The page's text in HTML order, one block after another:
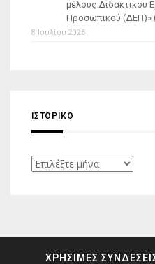
μέλους Διδακτικού
Προσωπικού (ΔΕΠ)»
8 Ιουλίου 2026
ΙΣΤΟΡΙΚΌ
Ιστορικό
ΧΡΗΣΙΜΕΣ